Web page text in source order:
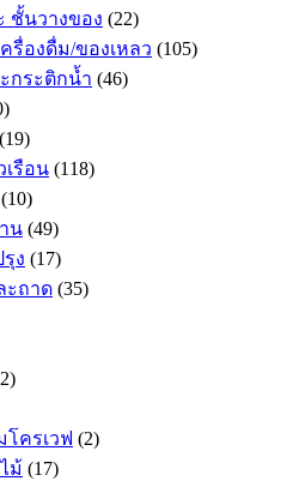
ชั้นวางของ (22)
รื่องดื่ม/ของเหลว (105)
กระติกน้ำ (46)
(19)
รือน (118)
(10)
น (49)
ง (17)
ะถาด (35)
โครเวฟ (2)
ม้ (17)